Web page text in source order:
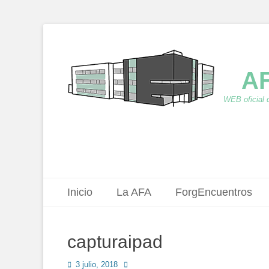
WEB oficial
Menú principal
Saltar
Inicio La AFA ForgEncuentros
capturaipad
Publicado
3 julio, 2018 Autor